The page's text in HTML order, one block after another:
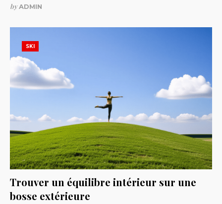
byADMIN
SKI
Trouver un équilibre intérieur sur une
bosse extérieure